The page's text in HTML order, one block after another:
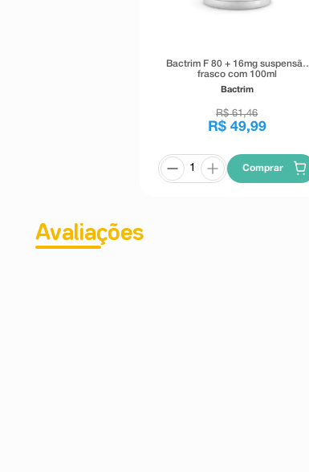
Bactrim F 80 + 16mg suspensão
frasco com 100ml
Bactrim
R$ 61,46
R$ 49,99
Comprar
Avaliações